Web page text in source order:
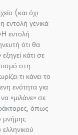
(και όχι
εντολή γενικά
εντολή
ότι θα
κάτι σε
στη
τι κάνει το
ενότητα για
«μιλάνε» σε
όπως
μνήμης